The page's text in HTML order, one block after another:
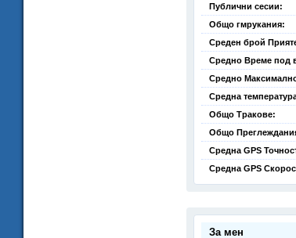
Публични сесии:
Общо гмрукания:
Среден брой
Средно Време под
Средно
Средна
Общо Тракове:
Общо
Средна GPS
Средна GPS
За мен